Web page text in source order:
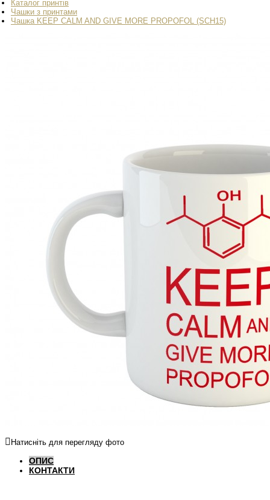
Каталог принтів
Чашки з принтами
Чашка KEEP CALM AND GIVE MORE PROPOFOL (SCH15)
Натисніть для перегляду фото
ОПИС
КОНТАКТИ